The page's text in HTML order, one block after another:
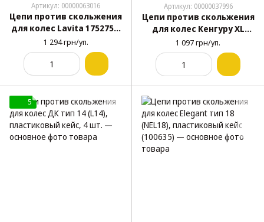
Артикул: 00000063016
Цепи против скольжения
для колес Lavita 175275 4
шт (с ключом,
перчатками и сумкой)
1 294 грн/уп.
Артикул: 00000037996
Цепи против скольжения
для колес Кенгуру XL
(R16-R19), длина 26 см, 4
шт., с перчатками и
сумкой
1 097 грн/уп.
5